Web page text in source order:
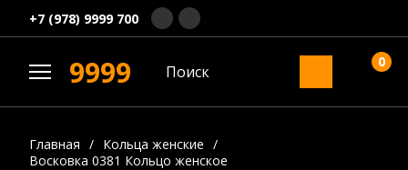
+7 (978) 9999 700
9999 0
Главная / Кольца женские /
Восковка 0381 Кольцо женское